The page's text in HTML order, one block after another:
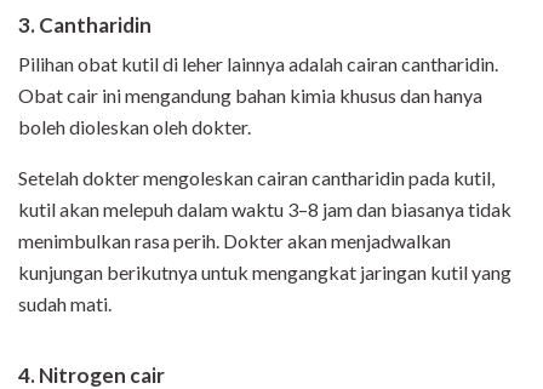
3. Cantharidin
Pilihan obat kutil di leher lainnya adalah cairan cantharidin.
Obat cair ini mengandung bahan kimia khusus dan hanya
boleh dioleskan oleh dokter.
Setelah dokter mengoleskan cairan cantharidin pada kutil,
kutil akan melepuh dalam waktu 3–8 jam dan biasanya tidak
menimbulkan rasa perih. Dokter akan menjadwalkan
kunjungan berikutnya untuk mengangkat jaringan kutil yang
sudah mati.
4. Nitrogen cair